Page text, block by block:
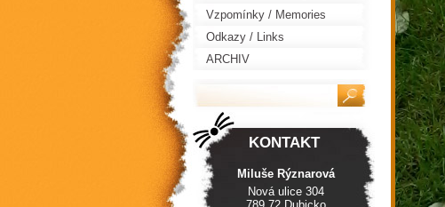
Vzpomínky / Memories
Odkazy / Links
ARCHIV
KONTAKT
Miluše Rýznarová
Nová ulice 304